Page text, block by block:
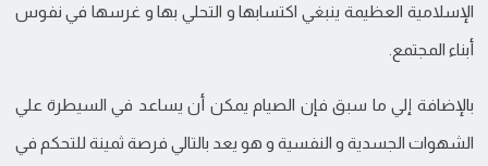
الإسلامية العظيمة ينبغي اكتسابها و التحلي بها و غرسها في نفوس
أبناء المجتمع.
بالإضافة إلي ما سبق فإن الصيام يمكن أن يساعد في السيطرة علي
الشهوات الجسدية و النفسية و هو يعد بالتالي فرصة ثمينة للتحكم في